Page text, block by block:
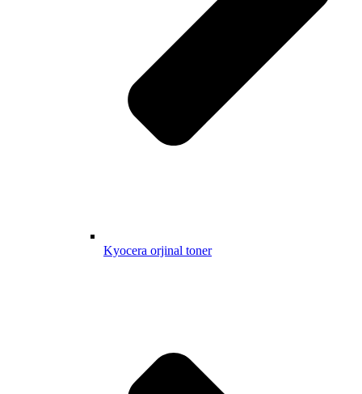
Kyocera orjinal toner